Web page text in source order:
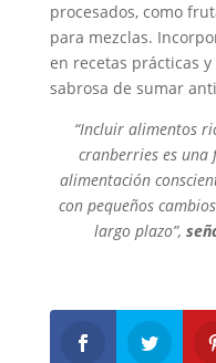
procesados, como
para mezclas.
en recetas prácticas
sabrosa de sumar
“Incluir alimentos
cranberries es
alimentación
con pequeños
largo plazo”,